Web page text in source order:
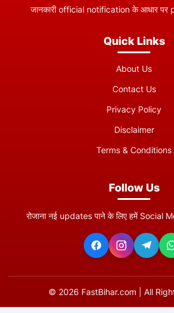
जानकारी official notification के आधार पर
Quick Links
About Us
Contact Us
Privacy Policy
Disclaimer
Terms & Conditions
Follow Us
रोजाना नई updates पाने के लिए हमें Social
© 2026 FastBihar.com | All